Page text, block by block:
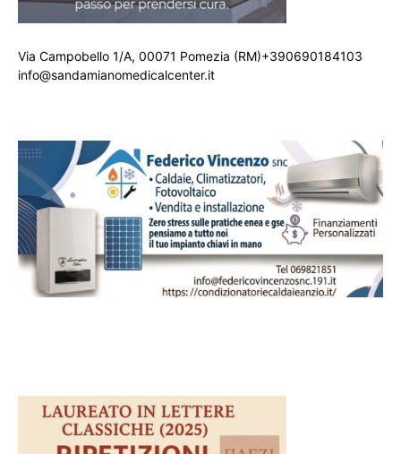
Via Campobello 1/A, 00071 Pomezia (RM)+390690184103
info@sandamianomedicalcenter.it